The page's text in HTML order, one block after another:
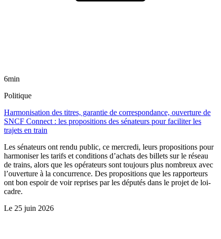
6min
Politique
Harmonisation des titres, garantie de correspondance, ouverture de
SNCF Connect : les propositions des sénateurs pour faciliter les
trajets en train
Les sénateurs ont rendu public, ce mercredi, leurs propositions pour
harmoniser les tarifs et conditions d’achats des billets sur le réseau
de trains, alors que les opérateurs sont toujours plus nombreux avec
l’ouverture à la concurrence. Des propositions que les rapporteurs
ont bon espoir de voir reprises par les députés dans le projet de loi-
cadre.
Le 25 juin 2026